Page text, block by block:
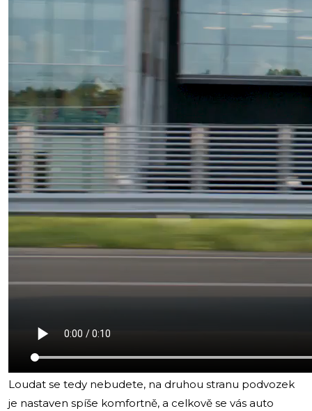
Loudat se tedy nebudete, na druhou stranu podvozek
je nastaven spíše komfortně, a celkově se vás auto